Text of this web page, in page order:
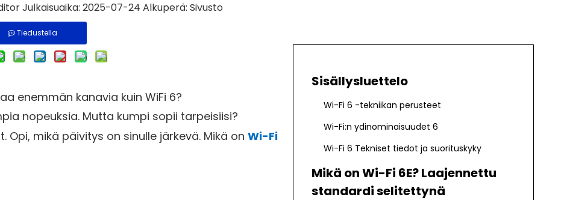
Julkaisuaika: 2025-07-24 Alkuperä: Sivusto
Tiedustella
enemmän kanavia kuin WiFi 6?
nopeuksia. Mutta kumpi sopii tarpeisiisi?
mikä päivitys on sinulle järkevä. Mikä on Wi-Fi
Sisällysluettelo
Wi-Fi 6 -tekniikan perusteet
Wi-Fi:n ydinominaisuudet 6
Wi-Fi 6 Tekniset tiedot ja suorituskyky
Mikä on Wi-Fi 6E? Laajennettu
standardi selitettynä